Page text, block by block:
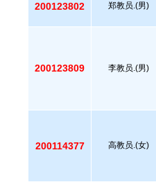
200123802 郑教员.(男)
200123809 李教员.(男)
200114377 高教员.(女)